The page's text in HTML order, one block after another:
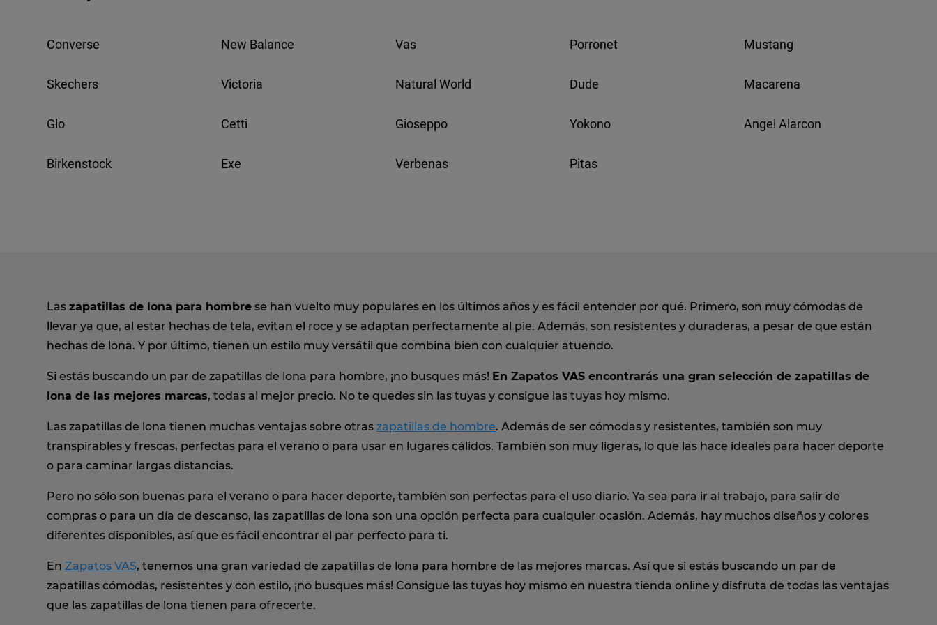
Converse New Balance Vas Porronet Mustang
Skechers Victoria Natural World Dude Macarena
Glo Cetti Gioseppo Yokono Angel Alarcon
Birkenstock Exe Verbenas Pitas
Laszapatillas de lona para hombre se han vuelto muy populares en los últimos años y es fácil entender por qué. Primero, son muy cómodas de
llevar ya que, al estar hechas de tela, evitan el roce y se adaptan perfectamente al pie. Además, son resistentes y duraderas, a pesar de que están
hechas de lona. Y por último, tienen un estilo muy versátil que combina bien con cualquier atuendo.
Si estás buscando un par de zapatillas de lona para hombre, ¡no busques más! En Zapatos VAS encontrarás una gran selección de zapatillas de
lona de las mejores marcas, todas al mejor precio. No te quedes sin las tuyas y consigue las tuyas hoy mismo.
Las zapatillas de lona tienen muchas ventajas sobre otraszapatillas de hombre. Además de ser cómodas y resistentes, también son muy
transpirables y frescas, perfectas para el verano o para usar en lugares cálidos. También son muy ligeras, lo que las hace ideales para hacer deporte
o para caminar largas distancias.
Pero no sólo son buenas para el verano o para hacer deporte, también son perfectas para el uso diario. Ya sea para ir al trabajo, para salir de
compras o para un día de descanso, las zapatillas de lona son una opción perfecta para cualquier ocasión. Además, hay muchos diseños y colores
diferentes disponibles, así que es fácil encontrar el par perfecto para ti.
EnZapatos VAS, tenemos una gran variedad de zapatillas de lona para hombre de las mejores marcas. Así que si estás buscando un par de
zapatillas cómodas, resistentes y con estilo, ¡no busques más! Consigue las tuyas hoy mismo en nuestra tienda online y disfruta de todas las ventajas
que las zapatillas de lona tienen para ofrecerte.